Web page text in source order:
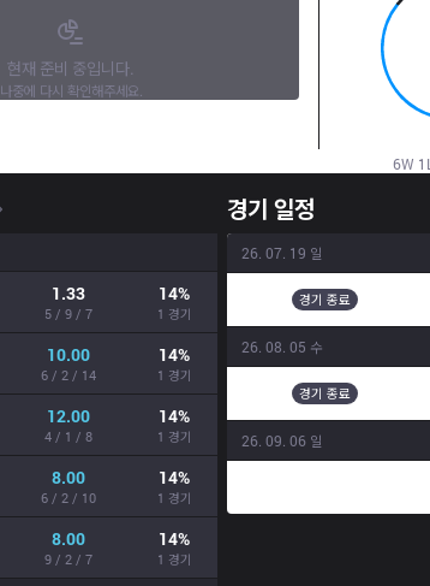
현재 준비 중입니다.
나중에 다시 확인해주세요.
6W 1 L
1.33
5 / 9 / 7
14%
1 경기
10.00
6 / 2 / 14
14%
1 경기
12.00
4 / 1 / 8
14%
1 경기
8.00
6 / 2 / 10
14%
1 경기
8.00
9 / 2 / 7
14%
1 경기
경기 일정
26. 07. 19 일
경기 종료
26. 08. 05 수
경기 종료
26. 09. 06 일